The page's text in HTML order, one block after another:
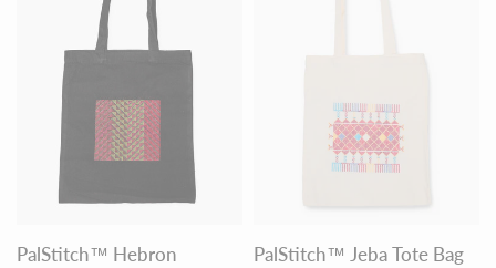
PalStitch™ Hebron
PalStitch™ Jeba Tote Bag